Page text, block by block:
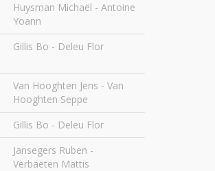
Huysman Michaël - Antoine
Yoann
Gillis Bo - Deleu Flor
Van Hooghten Jens - Van
Hooghten Seppe
Gillis Bo - Deleu Flor
Jansegers Ruben -
Verbaeten Mattis